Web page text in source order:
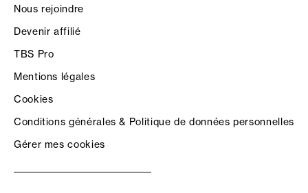
Nous rejoindre
Devenir affilié
TBS Pro
Mentions légales
Cookies
Conditions générales & Politique de données personnelles
Gérer mes cookies